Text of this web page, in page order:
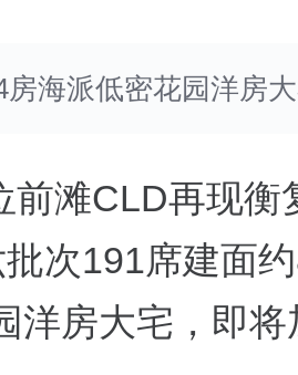
海派低密花园洋房
前滩CLD再现衡
次191席建面
洋房大宅，即将